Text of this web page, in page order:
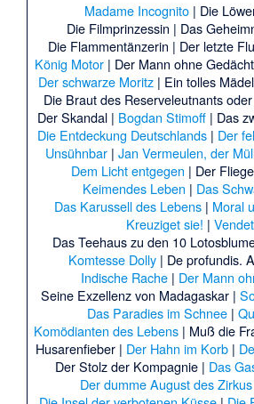
Madame Incognito | Die
Die Filmprinzessin | Das
Die Flammentänzerin | Der letzte
König Motor | Der Mann ohne
Der schwarze Moritz | Ein tolles Mädel
Die Braut des Reserveleutnants oder
Der Skandal| Bogdan Stimoff| Das
Die Entdeckung Deutschlands | Der
Unsühnbar | Jan Vermeulen, der
Dem Licht entgegen | Der
Keimendes Leben | Das
Das Karussell des Lebens | Moral
Kreuziget sie! |
Das Teehaus zu den 10
Komtesse Dolly | De profundis.
Indische Rache| Der Mann
Seine Exzellenz von Madagaskar |
Das Paradies im Schnee |
Komödianten des Lebens | Muß die
Husarenfieber| Der Hahn im Korb|
Der Stolz der Kompagnie| Das
Der dumme August des